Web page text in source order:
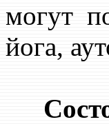
могут
йога,